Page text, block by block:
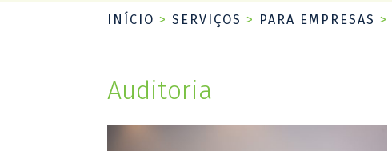
INÍCIO > SERVIÇOS > PARA EMPRESAS >
Auditoria